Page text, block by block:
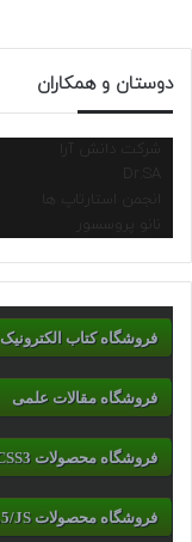
دوستان و همکاران
شرکت دانش آرا
انجمن استارتاپ ها
نانو پروسسور
فروشگاه کتاب الکترونیک
فروشگاه مقالات علمی
فروشگاه محصولات CSS/CSS3
فروشگاه محصولات HTML5/JS